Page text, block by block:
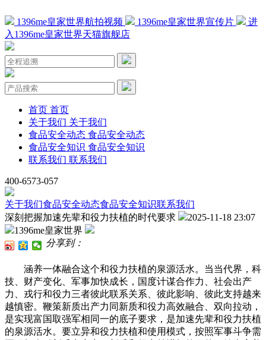
1396me皇家世界航拍视频 1396me皇家世界宣传片
进
入1396me皇家世界天猫旗舰店
首页 首页
关于我们 关于我们
食品安全动态 食品安全动态
食品安全知识 食品安全知识
联系我们 联系我们
400-6573-057
关于我们食品安全动态食品安全知识联系我们
深刻把握加速先辈和役力扶植的时代要求
2025-11-18 23:07
1396me皇家世界
分享到：
涵养一体融合这个和役力扶植的泉源活水。当当代界，科
技、财产变化、军事加快成长，国度计谋合作力、社会出产
力、戎行和役力三者彼此联系关系、彼此影响、彼此支持越来
越慎密。鞭策新质出产力同新质和役力高效融合、双向拉动，
是实现富国取强军相同一的底子要求，是加速先辈和役力扶植
的泉源活水。要立异和役力扶植和使用模式，按照军事斗争需